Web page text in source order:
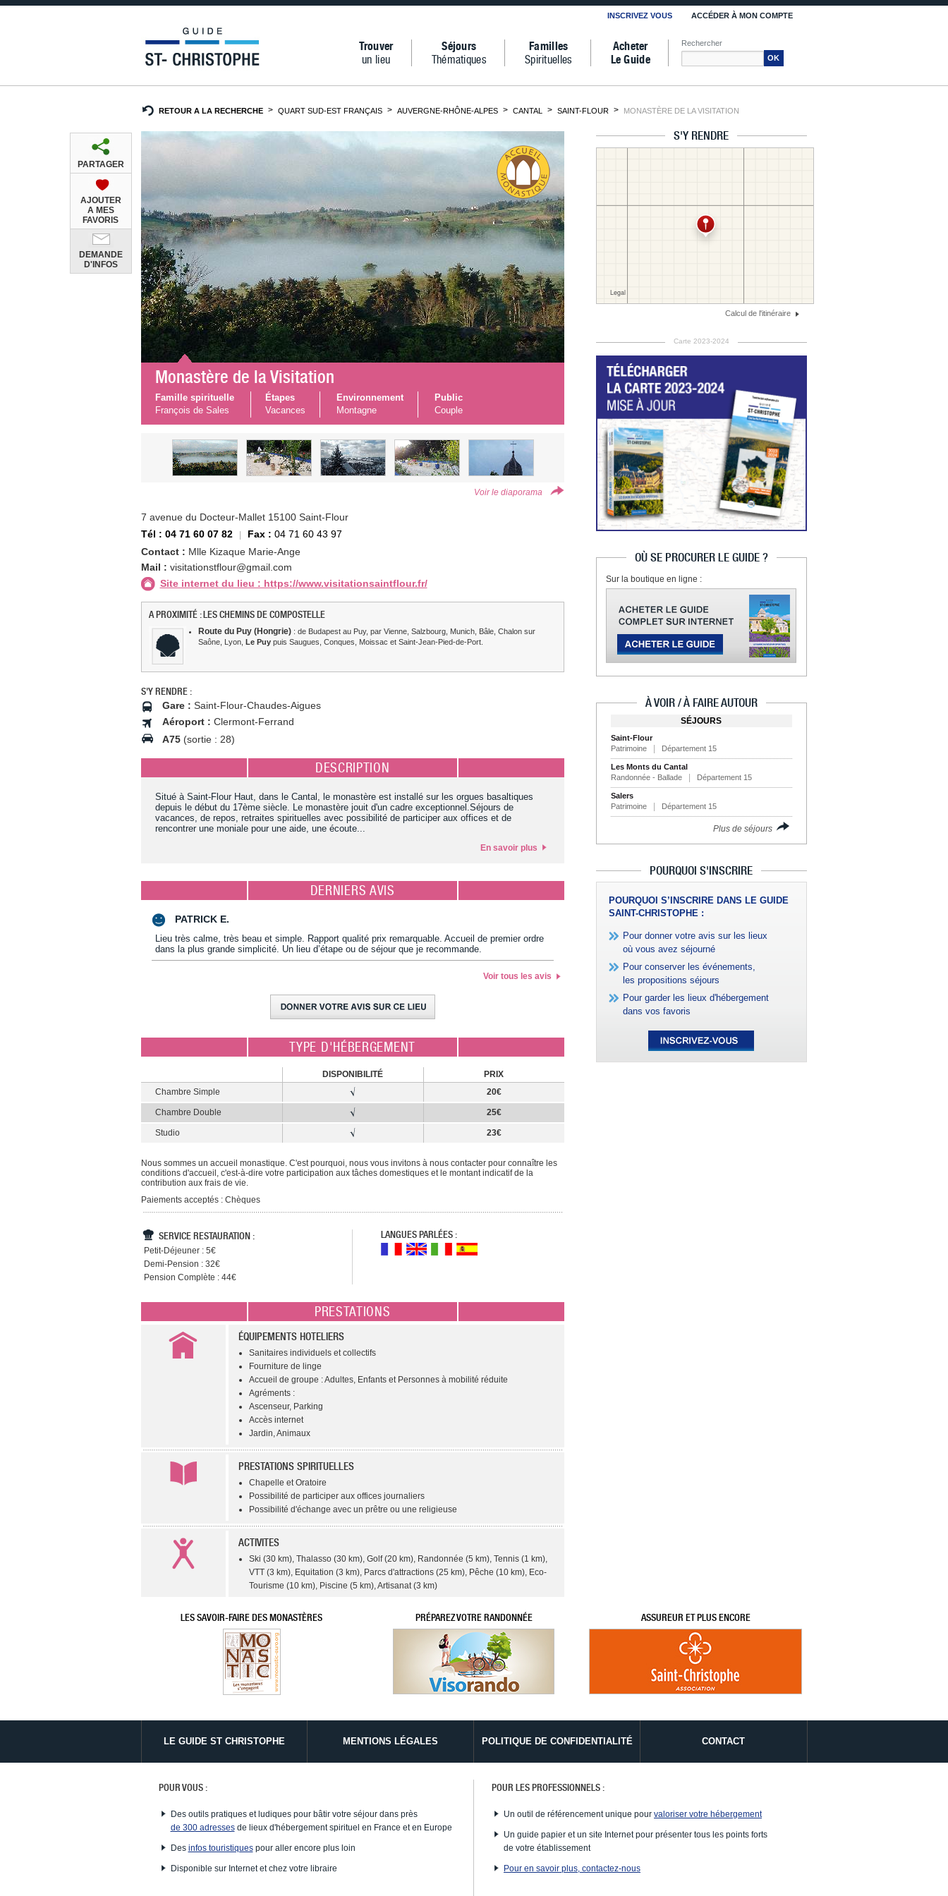
INSCRIVEZ VOUS ACCÉDER À MON COMPTE
Trouver
un lieu
Séjours
Thématiques
Familles
Spirituelles
Acheter
Le Guide
Rechercher
OK
RETOUR A LA RECHERCHE QUART SUD-EST FRANÇAIS AUVERGNE-RHÔNE-ALPES CANTAL SAINT-FLOUR MONASTÈRE DE LA VISITATION
Monastère de la Visitation
Famille spirituelle
François de Sales
Étapes
Vacances
Environnement
Montagne
Public
Couple
Voir le diaporama
7 avenue du Docteur-Mallet 15100 Saint-Flour
Tél : 04 71 60 07 82
Fax : 04 71 60 43 97
Contact : Mlle Kizaque Marie-Ange
Mail : visitationstflour@gmail.com
Site internet du lieu : https://www.visitationsaintflour.fr/
A PROXIMITÉ : LES CHEMINS DE COMPOSTELLE
Route du Puy (Hongrie): de Budapest au Puy, par Vienne, Salzbourg, Munich, Bâle, Chalon sur
Saône, Lyon,
Le Puypuis Saugues, Conques, Moissac et Saint-Jean-Pied-de-Port.
S'Y RENDRE :
Gare : Saint-Flour-Chaudes-Aigues
Aéroport : Clermont-Ferrand
A75 (sortie : 28)
DESCRIPTION
Situé à Saint-Flour Haut, dans le Cantal, le monastère est installé sur les orgues basaltiques
depuis le début du 17ème siècle. Le monastère jouit d'un cadre exceptionnel.Séjours de
vacances, de repos, retraites spirituelles avec possibilité de participer aux offices et de
rencontrer une moniale pour une aide, une écoute...
En savoir plus
DERNIERS AVIS
PATRICK E.
Lieu très calme, très beau et simple. Rapport qualité prix remarquable. Accueil de premier ordre
dans la plus grande simplicité. Un lieu d’étape ou de séjour que je recommande.
Voir tous les avis
TYPE D'HÉBERGEMENT
DISPONIBILITÉ
PRIX
Chambre Simple
20€
Chambre Double 25€
Studio 23€
Nous sommes un accueil monastique. C'est pourquoi, nous vous invitons à nous contacter pour connaître les
conditions d'accueil, c'est-à-dire votre participation aux tâches domestiques et le montant indicatif de la
contribution aux frais de vie.
Paiements acceptés : Chèques
SERVICE RESTAURATION :
Petit-Déjeuner : 5€
Demi-Pension : 32€
Pension Complète : 44€
LANGUES PARLÉES :
PRESTATIONS
ÉQUIPEMENTS HOTELIERS
Sanitaires individuels et collectifs
Fourniture de linge
Accueil de groupe : Adultes, Enfants et Personnes à mobilité réduite
Agréments :
Ascenseur, Parking
Accès internet
Jardin, Animaux
PRESTATIONS SPIRITUELLES
Chapelle et Oratoire
Possibilité de participer aux offices journaliers
Possibilité d'échange avec un prêtre ou une religieuse
ACTIVITES
Ski (30 km), Thalasso (30 km), Golf (20 km), Randonnée (5 km), Tennis (1 km),
VTT (3 km), Equitation (3 km), Parcs d'attractions (25 km), Pêche (10 km), Eco-
Tourisme (10 km), Piscine (5 km), Artisanat (3 km)
PARTAGER
AJOUTER
A MES
FAVORIS
DEMANDE
D'INFOS
S'Y RENDRE
Calcul de l'itinéraire
Carte 2023-2024
OÙ SE PROCURER LE GUIDE ?
Sur la boutique en ligne :
À VOIR / À FAIRE AUTOUR
SÉJOURS
Saint-Flour
Patrimoine
Département 15
Les Monts du Cantal
Randonnée - Ballade
Département 15
Salers
Patrimoine
Département 15
Plus de séjours
POURQUOI S'INSCRIRE
POURQUOI S’INSCRIRE DANS LE GUIDE
SAINT-CHRISTOPHE :
Pour donner votre avis sur les lieux
où vous avez séjourné
Pour conserver les événements,
les propositions séjours
Pour garder les lieux d'hébergement
dans vos favoris
LES SAVOIR-FAIRE DES MONASTÈRES PRÉPAREZ VOTRE RANDONNÉE ASSUREUR ET PLUS ENCORE
LE GUIDE ST CHRISTOPHE MENTIONS LÉGALES POLITIQUE DE CONFIDENTIALITÉ CONTACT
POUR VOUS :
Des outils pratiques et ludiques pour bâtir votre séjour dans près
de 300 adressesde lieux d'hébergement spirituel en France et en Europe
Des infos touristiquespour aller encore plus loin
Disponible sur Internet et chez votre libraire
POUR LES PROFESSIONNELS :
Un outil de référencement unique pour valoriser votre hébergement
Un guide papier et un site Internet pour présenter tous les points forts
de votre établissement
Pour en savoir plus, contactez-nous